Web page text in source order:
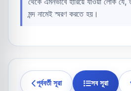
মন্দ নামেই স্মরণ করতে হয়।
পূর্ববর্তী সূরা সব সূরা